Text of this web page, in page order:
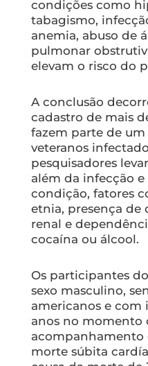
condições como
tabagismo,
anemia, abuso de
pulmonar
elevam o risco do
A conclusão
cadastro de mais
fazem parte de
veteranos
pesquisadores
além da infecção
condição, fatores
etnia, presença de
renal e
cocaína ou álcool.
Os participantes
sexo masculino,
americanos e com
anos no momento
acompanhamento
morte súbita